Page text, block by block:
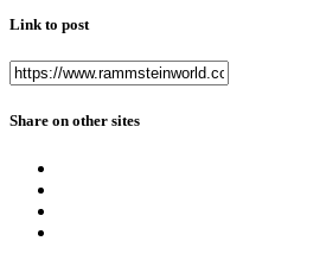
Link to post
Share on other sites